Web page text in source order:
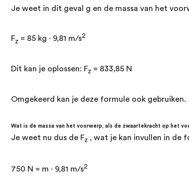
Je weet in dit geval g en de massa van het
Fz = 85 kg ⋅ 9,81 m/s2
Dit kan je oplossen: Fz = 833,85 N
Omgekeerd kan je deze formule ook gebruiken.
Wat is de massa van het voorwerp, als de zwaartekracht op het
Je weet nu dus de Fz , wat je kan invullen in de
750 N = m ⋅ 9,81 m/s2